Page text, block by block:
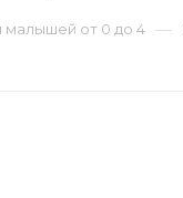
малышей от 0 до 4 —